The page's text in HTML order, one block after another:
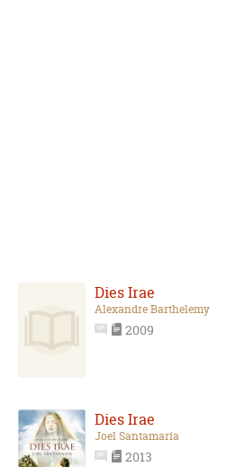
Dies Irae
Alexandre Barthelemy
2009
Dies Irae
Joel Santamaría
2013